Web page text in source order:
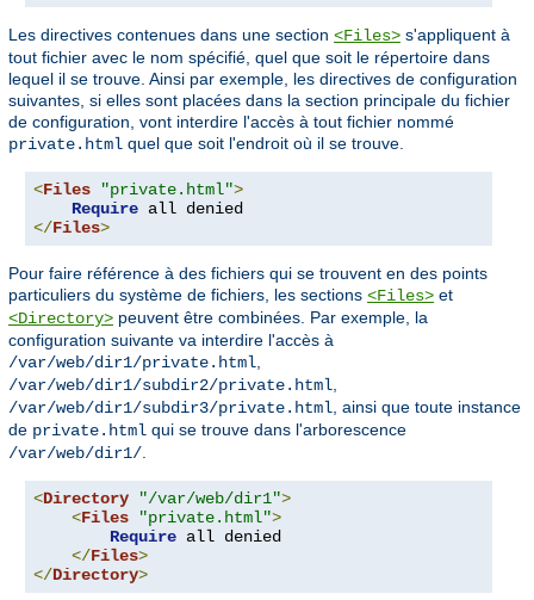
Les directives contenues dans une section <Files> s'appliquent à
tout fichier avec le nom spécifié, quel que soit le répertoire dans
lequel il se trouve. Ainsi par exemple, les directives de configuration
suivantes, si elles sont placées dans la section principale du fichier
de configuration, vont interdire l'accès à tout fichier nommé
private.html quel que soit l'endroit où il se trouve.
<Files "private.html">
Require
</Files>
Pour faire référence à des fichiers qui se trouvent en des points
particuliers du système de fichiers, les sections <Files> et
<Directory> peuvent être combinées. Par exemple, la
configuration suivante va interdire l'accès à
/var/web/dir1/private.html
/var/web/dir1/subdir2/private.html
/var/web/dir1/subdir3/private.html , ainsi que toute instance
de private.html qui se trouve dans l'arborescence
/var/web/dir1/
<Directory "/var/web/dir1">
<Files "private.html">
Require all denied
</Files>
</Directory>